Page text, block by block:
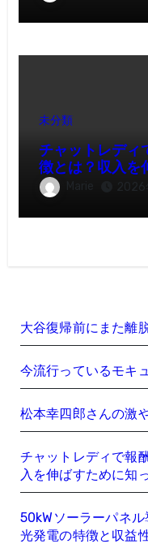
未分類
チャットレディ
徴とは？収入を
いポイント
Marie 2026
大谷復帰前にまた離
今流行っているモキ
松本幸四郎さんの激
チャットレディで報
入を伸ばすために知
50kWソーラーパネ
光発電の特徴と収益